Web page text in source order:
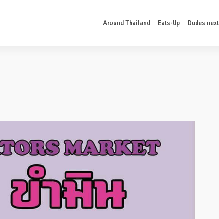
Around Thailand Eats-Up Dudes